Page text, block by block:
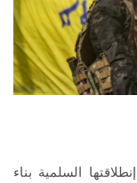
السلمية بناء